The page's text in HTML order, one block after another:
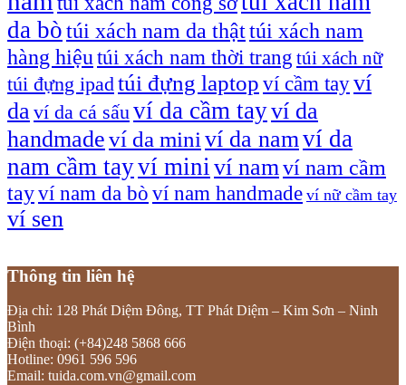
da bòtúi xách nam da thậttúi xách nam
hàng hiệu túi xách nam thời trang túi xách nữ
túi đựng ipadtúi đựng laptop ví cầm tayví
daví da cá sấu ví da cầm tayví da
handmadeví da mini ví da namví da
nam cầm tayví mini ví namví nam cầm
tayví nam da bò ví nam handmade ví nữ cầm tay
ví sen
Thông tin liên hệ
Địa chỉ: 128 Phát Diệm Đông, TT Phát Diệm – Kim Sơn – Ninh
Bình
Điện thoại: (+84)248 5868 666
Hotline: 0961 596 596
Email: tuida.com.vn@gmail.com